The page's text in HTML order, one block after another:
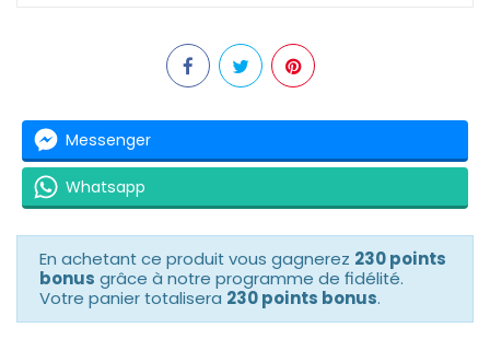
Messenger
Whatsapp
En achetant ce produit vous gagnerez 230 points
bonus grâce à notre programme de fidélité.
Votre panier totalisera 230 points bonus.